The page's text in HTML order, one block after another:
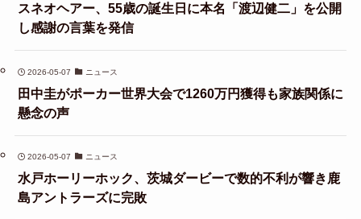
スネオヘアー、55歳の誕生日に本名「渡辺健二」を公開
し感謝の言葉を発信
2026-05-07 ニュース
田中圭がポーカー世界大会で1260万円獲得も家族関係に
懸念の声
2026-05-07 ニュース
水戸ホーリーホック、茨城ダービーで数的不利が響き鹿
島アントラーズに完敗